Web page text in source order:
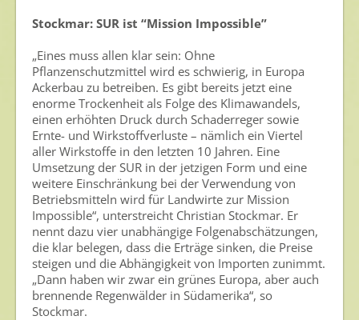
Mediathek
News
Videos
Publikationen
Newsletter
Archiv
Stockmar: SUR ist “Mission Impossible”
„Eines muss allen klar sein: Ohne
Pflanzenschutzmittel wird es schwierig, in Europa
Ackerbau zu betreiben. Es gibt bereits jetzt eine
enorme Trockenheit als Folge des Klimawandels,
einen erhöhten Druck durch Schaderreger sowie
Ernte- und Wirkstoffverluste – nämlich ein Viertel
aller Wirkstoffe in den letzten 10 Jahren. Eine
Umsetzung der SUR in der jetzigen Form und eine
weitere Einschränkung bei der Verwendung von
Betriebsmitteln wird für Landwirte zur Mission
Impossible“, unterstreicht Christian Stockmar. Er
nennt dazu vier unabhängige Folgenabschätzungen,
die klar belegen, dass die Erträge sinken, die Preise
steigen und die Abhängigkeit von Importen zunimmt.
„Dann haben wir zwar ein grünes Europa, aber auch
brennende Regenwälder in Südamerika“, so
Stockmar.